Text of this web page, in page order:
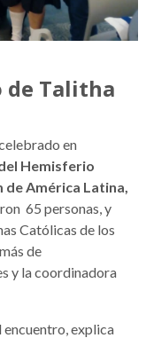
de Talitha
en
Hemisferio
de América Latina,
65 personas, y
Católicas de los
de
y la coordinadora
explica